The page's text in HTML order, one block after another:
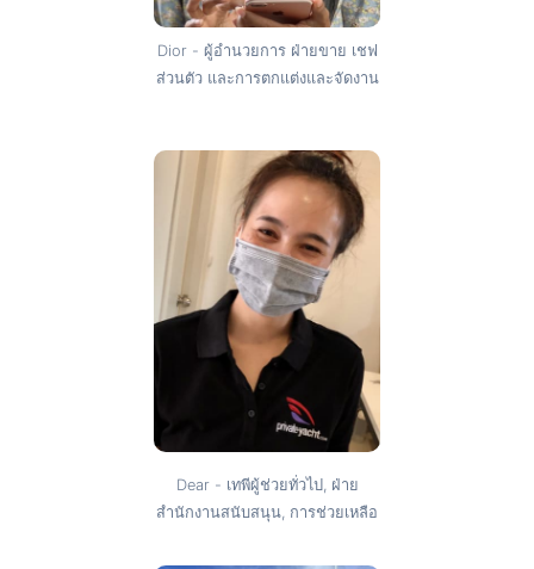
Dior - ผู้อำนวยการ ฝ่ายขาย เชฟ
ส่วนตัว และการตกแต่งและจัดงาน
Dear - เทพีผู้ช่วยทั่วไป, ฝ่าย
สำนักงานสนับสนุน, การช่วยเหลือ